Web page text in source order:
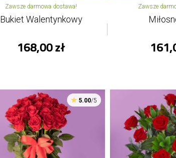
Zawsze darmowa dostawa!
Bukiet Walentynkowy
168,00 zł
Zawsze
5.00/5